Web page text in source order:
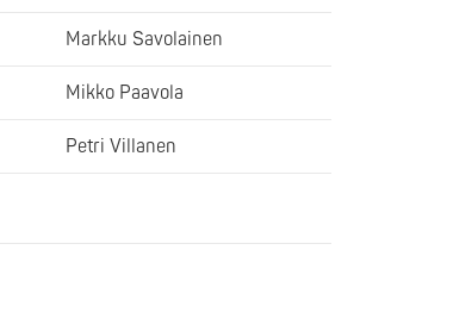
Markku Savolainen
Mikko Paavola
Petri Villanen